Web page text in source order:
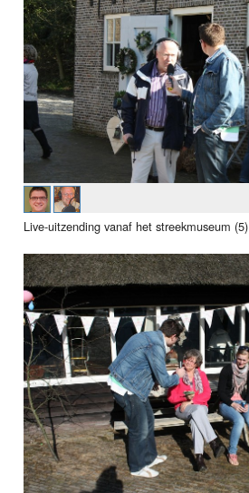
Live-uitzending vanaf het streekmuseum (5)